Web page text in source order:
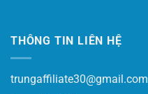
THÔNG TIN LIÊN HỆ
trungaffiliate30@gmail.com